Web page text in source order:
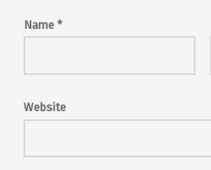
Name *
Website